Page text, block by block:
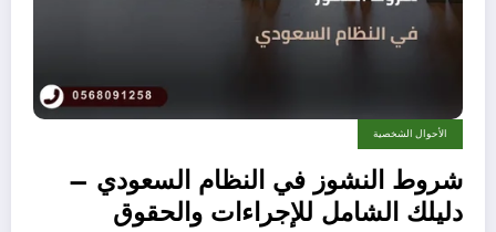
الأحوال الشخصية
شروط النشوز في النظام السعودي –
دليلك الشامل للإجراءات والحقوق